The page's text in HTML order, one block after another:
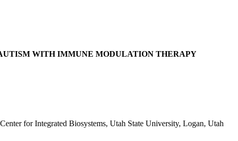
WITH IMMUNE MODULATION THERAPY
for Integrated Biosystems, Utah State University, Logan, Utah